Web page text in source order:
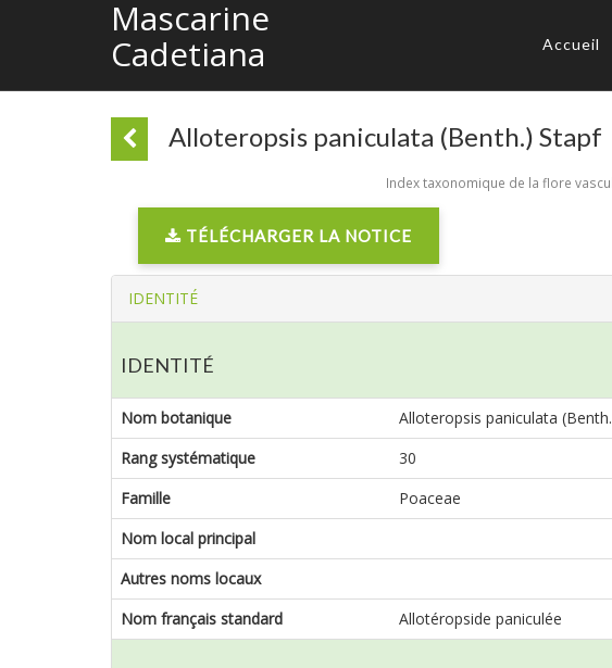
Mascarine
Cadetiana
Accueil
Alloteropsis paniculata (Benth.) Stapf
Index taxonomique de la flore
TÉLÉCHARGER LA NOTICE
IDENTITÉ
IDENTITÉ
Nom botanique
Alloteropsis paniculata
Rang systématique
30
Famille
Poaceae
Nom local principal
Autres noms locaux
Nom français standard
Allotéropside paniculée